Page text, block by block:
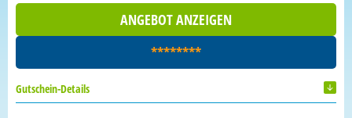
ANGEBOT ANZEIGEN
********
Gutschein-Details